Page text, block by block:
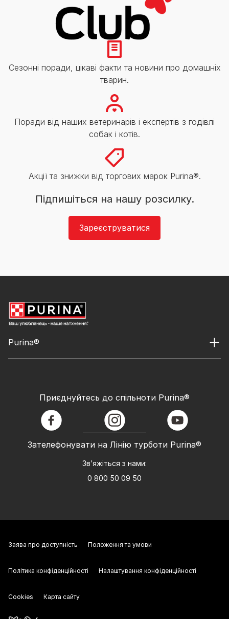
Сезонні поради, цікаві факти та новини про домашніх
тварин.
Поради від наших ветеринарів і експертів з годівлі
собак і котів.
Акції та знижки від торгових марок Purina®.
Підпишіться на нашу розсилку.
Зареєструватися
Purina®
Зателефонувати на Лінію турботи Purina®
Зв’яжіться з нами:
0 800 50 09 50
Приєднуйтесь до спільноти Purina®
facebook instagram youtube
Заява про доступність Положення та умови
Політика конфіденційності Налаштування конфіденційності
Cookies Карта сайту